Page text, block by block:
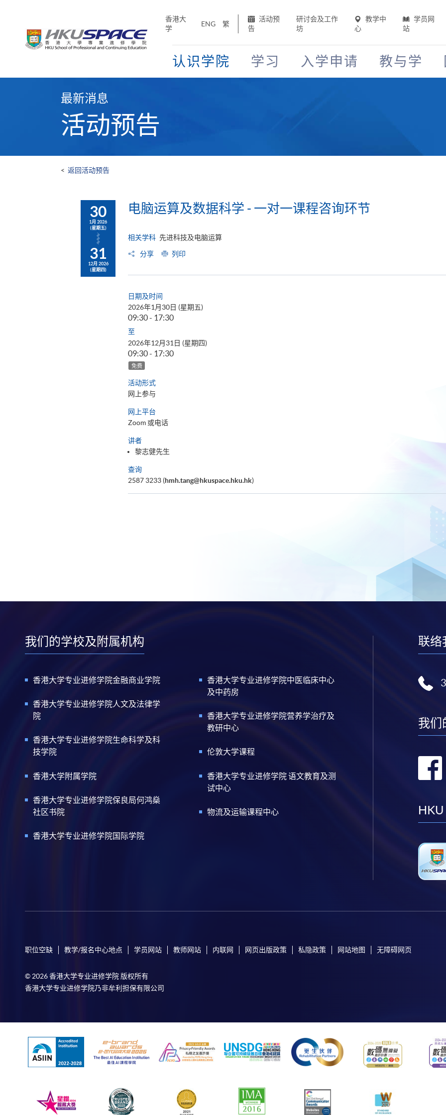
香港大
学
ENG 繁
活动预
告
研讨会及工作
坊
教学中
心
学员网
站
认识学院 学习 入学申请 教与学
最新消息
活动预告
< 返回活动预告
30
1月 2026
(星期五)
31
12月 2026
(星期四)
电脑运算及数据科学 - 一对一课程咨询环节
相关学科 先进科技及电脑运算
分享 列印
日期及时间
2026年1月30日 (星期五)
09:30 - 17:30
至
2026年12月31日 (星期四)
09:30 - 17:30
免费
活动形式
网上参与
网上平台
Zoom 或电话
讲者
黎志健先生
查询
2587 3233 (hmh.tang@hkuspace.hku.hk)
我们的学校及附属机构
香港大学专业进修学院金融商业学院
香港大学专业进修学院人文及法律学
院
香港大学专业进修学院生命科学及科
技学院
香港大学附属学院
香港大学专业进修学院保良局何鸿燊
社区书院
香港大学专业进修学院国际学院
香港大学专业进修学院中医临床中心
及中药房
香港大学专业进修学院营养学治疗及
教研中心
伦敦大学课程
香港大学专业进修学院 语文教育及测
试中心
物流及运输课程中心
联络
我们
HKU
职位空缺 教学/报名中心地点 学员网站 教师网站 内联网 网页出版政策 私隐政策 网站地图 无障碍网页
© 2026 香港大学专业进修学院 版权所有
香港大学专业进修学院乃非牟利担保有限公司